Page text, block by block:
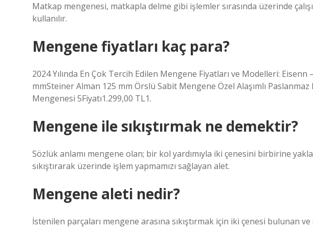
Matkap mengenesi, matkapla delme gibi işlemler sırasında üzerinde
kullanılır.
Mengene fiyatları kaç para?
2024 Yılında En Çok Tercih Edilen Mengene Fiyatları ve Modelleri:
mmSteiner Alman 125 mm Örslü Sabit Mengene Özel Alaşımlı
Mengenesi 5Fiyatı1.299,00 TL1.
Mengene ile sıkıştırmak ne demektir?
Sözlük anlamı mengene olan; bir kol yardımıyla iki çenesini birbirine
sıkıştırarak üzerinde işlem yapmamızı sağlayan alet.
Mengene aleti nedir?
İstenilen parçaları mengene arasına sıkıştırmak için iki çenesi bulunan